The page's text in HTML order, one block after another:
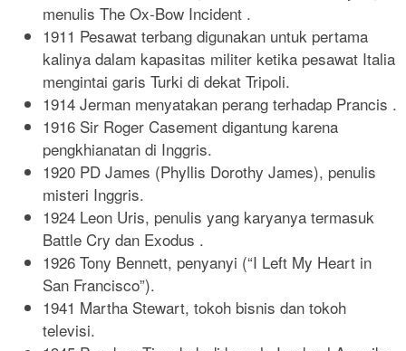
menulis The Ox-Bow Incident .
1911 Pesawat terbang digunakan untuk pertama
kalinya dalam kapasitas militer ketika pesawat Italia
mengintai garis Turki di dekat Tripoli.
1914 Jerman menyatakan perang terhadap Prancis .
1916 Sir Roger Casement digantung karena
pengkhianatan di Inggris.
1920 PD James (Phyllis Dorothy James), penulis
misteri Inggris.
1924 Leon Uris, penulis yang karyanya termasuk
Battle Cry dan Exodus .
1926 Tony Bennett, penyanyi (“I Left My Heart in
San Francisco”).
1941 Martha Stewart, tokoh bisnis dan tokoh
televisi.